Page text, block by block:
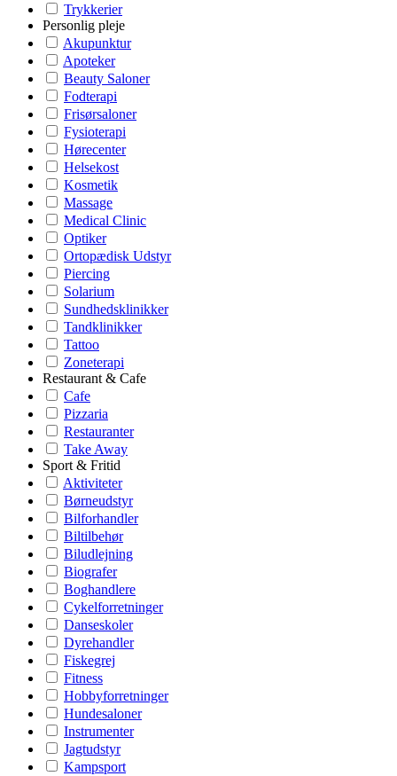
Trykkerier
Personlig pleje
Akupunktur
Apoteker
Beauty Saloner
Fodterapi
Frisørsaloner
Fysioterapi
Hørecenter
Helsekost
Kosmetik
Massage
Medical Clinic
Optiker
Ortopædisk Udstyr
Piercing
Solarium
Sundhedsklinikker
Tandklinikker
Tattoo
Zoneterapi
Restaurant & Cafe
Cafe
Pizzaria
Restauranter
Take Away
Sport & Fritid
Aktiviteter
Børneudstyr
Bilforhandler
Biltilbehør
Biludlejning
Biografer
Boghandlere
Cykelforretninger
Danseskoler
Dyrehandler
Fiskegrej
Fitness
Hobbyforretninger
Hundesaloner
Instrumenter
Jagtudstyr
Kampsport